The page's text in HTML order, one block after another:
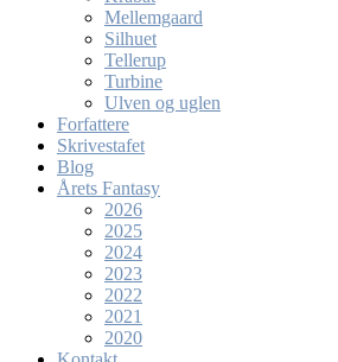
Mellemgaard
Silhuet
Tellerup
Turbine
Ulven og uglen
Forfattere
Skrivestafet
Blog
Årets Fantasy
2026
2025
2024
2023
2022
2021
2020